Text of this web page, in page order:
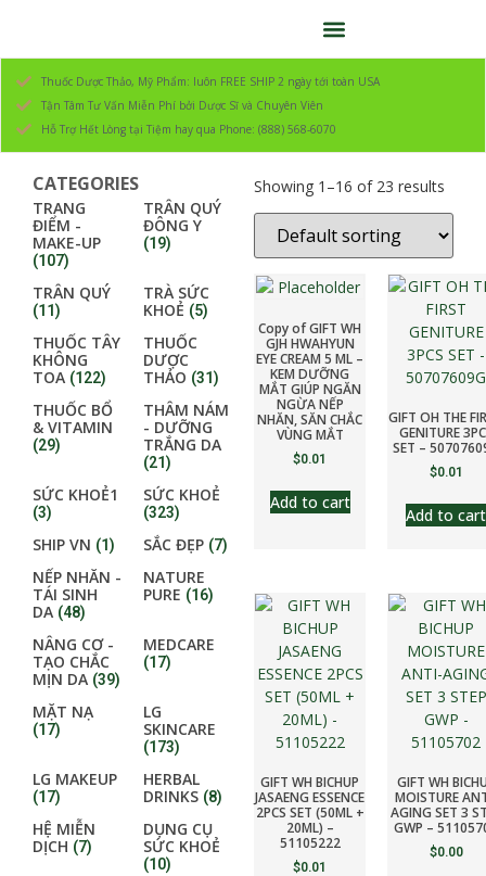
Thuốc Dược Thảo, Mỹ Phẩm: luôn FREE SHIP 2 ngày tới toàn USA
Tận Tâm Tư Vấn Miễn Phí bởi Dược Sĩ và Chuyên Viên
Hỗ Trợ Hết Lòng tại Tiệm hay qua Phone: (888) 568-6070
CATEGORIES
TRANG
ĐIỂM -
MAKE-UP
(107)
TRÂN QUÝ
ĐÔNG Y
(19)
TRÂN QUÝ
(11)
TRÀ SỨC
KHOẺ (5)
THUỐC TÂY
KHÔNG
TOA (122)
THUỐC
DƯỢC
THẢO (31)
THUỐC BỔ
& VITAMIN
(29)
THÂM NÁM
- DƯỠNG
TRẮNG DA
(21)
SỨC KHOẺ1
(3)
SỨC KHOẺ
(323)
SHIP VN (1) SẮC ĐẸP (7)
NẾP NHĂN -
TÁI SINH
DA (48)
NATURE
PURE (16)
NÂNG CƠ -
TẠO CHẮC
MỊN DA (39)
MEDCARE
(17)
MẶT NẠ
(17)
LG
SKINCARE
(173)
LG MAKEUP
(17)
HERBAL
DRINKS (8)
HỆ MIỄN
DỊCH (7)
DỤNG CỤ
SỨC KHOẺ
(10)
Showing 1–16 of 23 results
Copy of GIFT WH
GJH HWAHYUN
EYE CREAM 5 ML –
KEM DƯỠNG
MẮT GIÚP NGĂN
NGỪA NẾP
NHĂN, SĂN CHẮC
VÙNG MẮT
$0.01
Add to cart
GIFT OH THE
GENITURE
SET –
$0.01
Add to cart
GIFT WH BICHUP
JASAENG ESSENCE
2PCS SET (50ML +
20ML) –
51105222
$0.01
GIFT WH
MOISTURE
AGING SET 3
GWP –
$0.00